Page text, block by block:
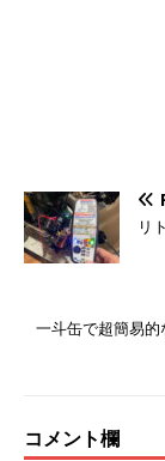
リ
一斗缶で超簡易
コメント欄